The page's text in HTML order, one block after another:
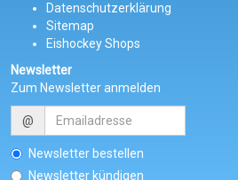
Datenschutzerklärung
Sitemap
Eishockey Shops
Newsletter
Zum Newsletter anmelden
@
Newsletter bestellen
Newsletter kündigen